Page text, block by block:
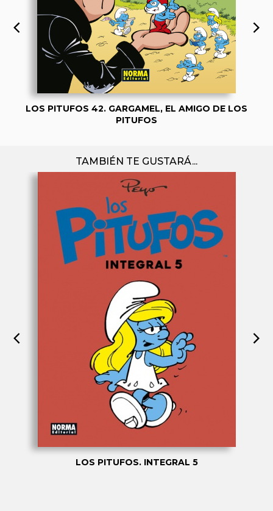
LOS PITUFOS 42. GARGAMEL, EL AMIGO DE LOS
PITUFOS
TAMBIÉN TE GUSTARÁ...
LOS PITUFOS. INTEGRAL 5